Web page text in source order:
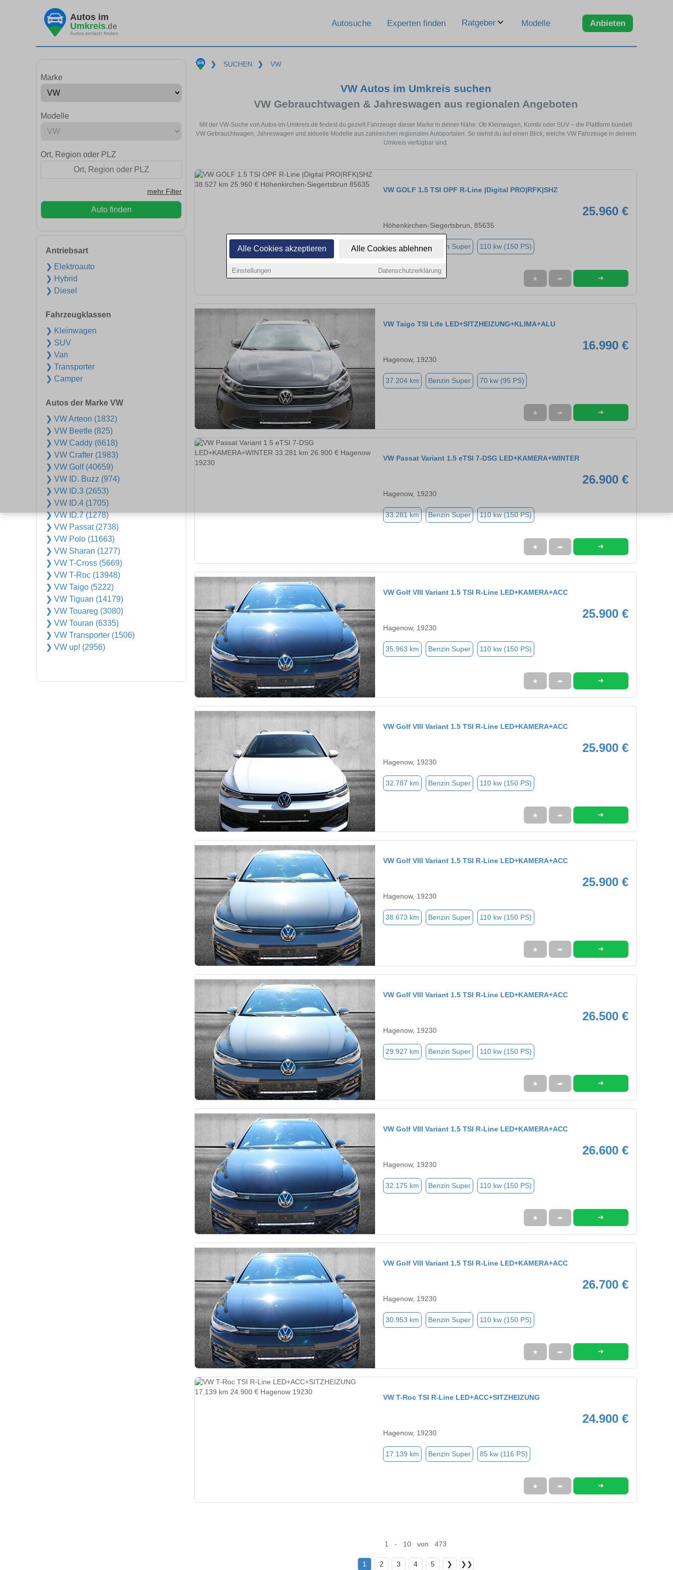
Alle Cookies akzeptieren Alle Cookies ablehnen
Einstellungen Datenschutzerklärung
Autos im
Umkreis.de
Autos einfach finden
Autosuche Experten finden Ratgeber Modelle Anbieten
Marke
Modelle
Ort, Region oder PLZ
mehr Filter
Auto finden
Antriebsart
❯ Elektroauto
❯ Hybrid
❯ Diesel
Fahrzeugklassen
❯ Kleinwagen
❯ SUV
❯ Van
❯ Transporter
❯ Camper
Autos der Marke VW
❯ VW Arteon (1832)
❯ VW Beetle (825)
❯ VW Caddy (6618)
❯ VW Crafter (1983)
❯ VW Golf (40659)
❯ VW ID. Buzz (974)
❯ VW ID.3 (2653)
❯ VW ID.4 (1705)
❯ VW ID.7 (1278)
❯ VW Passat (2738)
❯ VW Polo (11663)
❯ VW Sharan (1277)
❯ VW T-Cross (5669)
❯ VW T-Roc (13948)
❯ VW Taigo (5222)
❯ VW Tiguan (14179)
❯ VW Touareg (3080)
❯ VW Touran (6335)
❯ VW Transporter (1506)
❯ VW up! (2956)
❯ SUCHEN ❯ VW
VW Autos im Umkreis suchen
VW Gebrauchtwagen & Jahreswagen aus regionalen Angeboten
Mit der VW-Suche von Autos-im-Umkreis.de findest du gezielt Fahrzeuge dieser Marke in deiner Nähe. Ob Kleinwagen, Kombi oder SUV – die Plattform bündelt
VW Gebrauchtwagen, Jahreswagen und aktuelle Modelle aus zahlreichen regionalen Autoportalen. So siehst du auf einen Blick, welche VW Fahrzeuge in deinem
Umkreis verfügbar sind.
VW GOLF 1.5 TSI OPF R-Line |Digital PRO|RFK|SHZ
25.960 €
Höhenkirchen-Siegertsbrun, 85635
38.527 km Benzin Super 110 kw (150 PS)
★ ➦ ➜
VW Taigo TSI Life LED+SITZHEIZUNG+KLIMA+ALU
16.990 €
Hagenow, 19230
37.204 km Benzin Super 70 kw (95 PS)
★ ➦ ➜
VW Passat Variant 1.5 eTSI 7-DSG LED+KAMERA+WINTER
26.900 €
Hagenow, 19230
33.281 km Benzin Super 110 kw (150 PS)
★ ➦ ➜
VW Golf VIII Variant 1.5 TSI R-Line LED+KAMERA+ACC
25.900 €
Hagenow, 19230
35.963 km Benzin Super 110 kw (150 PS)
★ ➦ ➜
VW Golf VIII Variant 1.5 TSI R-Line LED+KAMERA+ACC
25.900 €
Hagenow, 19230
32.787 km Benzin Super 110 kw (150 PS)
★ ➦ ➜
VW Golf VIII Variant 1.5 TSI R-Line LED+KAMERA+ACC
25.900 €
Hagenow, 19230
38.673 km Benzin Super 110 kw (150 PS)
★ ➦ ➜
VW Golf VIII Variant 1.5 TSI R-Line LED+KAMERA+ACC
26.500 €
Hagenow, 19230
29.927 km Benzin Super 110 kw (150 PS)
★ ➦ ➜
VW Golf VIII Variant 1.5 TSI R-Line LED+KAMERA+ACC
26.600 €
Hagenow, 19230
32.175 km Benzin Super 110 kw (150 PS)
★ ➦ ➜
VW Golf VIII Variant 1.5 TSI R-Line LED+KAMERA+ACC
26.700 €
Hagenow, 19230
30.953 km Benzin Super 110 kw (150 PS)
★ ➦ ➜
VW T-Roc TSI R-Line LED+ACC+SITZHEIZUNG
24.900 €
Hagenow, 19230
17.139 km Benzin Super 85 kw (116 PS)
★ ➦ ➜
1 - 10 von 473
1 2 3 4 5 ❯ ❯❯